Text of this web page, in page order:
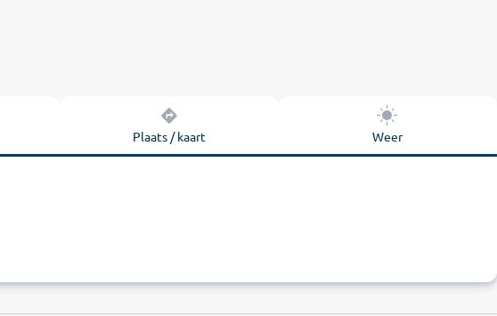
Plaats / kaart Weer